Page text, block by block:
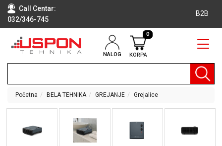
Call Centar:
032/346-745
B2B
NALOG KORPA
0
RAČUNARI
TEHNIKA
OPREMA
Početna BELA TEHNIKA GREJANJE Grejalice